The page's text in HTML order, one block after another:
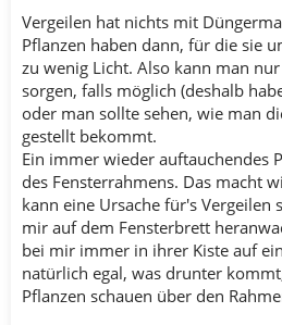
Vergeilen hat nichts mit
Pflanzen haben dann, für die sie
zu wenig Licht. Also kann man
sorgen, falls möglich (deshalb
oder man sollte sehen, wie man
gestellt bekommt.
Ein immer wieder auftauchendes
des Fensterrahmens. Das macht
kann eine Ursache für's Vergeilen
mir auf dem Fensterbrett
bei mir immer in ihrer Kiste auf
natürlich egal, was drunter
Pflanzen schauen über den